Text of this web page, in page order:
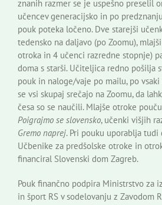
znanih razmer se je uspešno preselil
učencev generacijsko in po
pouk poteka ločeno. Dve starejši
tedensko na daljavo (po Zoomu),
otroka in 4 učenci razredne stopnje)
doma s starši. Učiteljica redno pošilja
pouk in naloge/vaje po mailu, po
se vsi skupaj srečajo na Zoomu, da
česa so se naučili. Mlajše otroke
Poigrajmo se slovensko, učenki višjih
Gremo naprej. Pri pouku uporablja tudi
Učbenike za predšolske otroke in
financiral Slovenski dom Zagreb.
Pouk finančno podpira Ministrstvo za
in šport RS v sodelovanju z Zavodom